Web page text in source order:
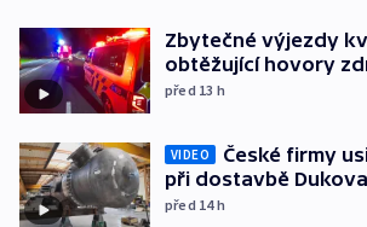
Zbytečné výjezdy
obtěžující hovory
před 13 h
VIDEO
České firmy
při dostavbě
před 14h